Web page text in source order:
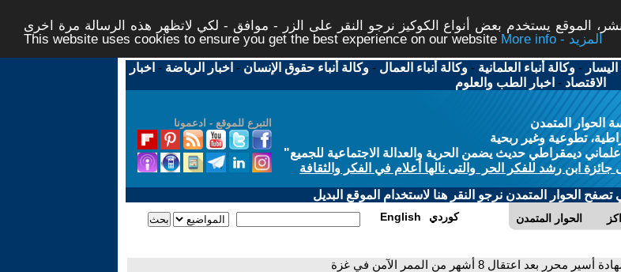
الموقع يستخدم بعض أنواع الكوكيز نرجو النقر على الزر - موافق - لكي لاتظهر هذه الرسالة مرة اخرى -
This website uses cookies to ensure you get the best experience on our website
More info - المزيد
-وكالة أنباء العلمانية -وكالة أنباء العمال -وكالة أنباء حقوق الإنسان - اخبار الرياضة - اخبار
الاقتصاد - اخبار الطب والعلوم
التبرع للموقع - ادعمونا
الحوار المتمدن
تطوعية وغير ربحية
ديمقراطي حديث يضمن الحرية والعدالة الاجتماعية للجميع"
ابن رشد للفكر الحر والتى نالها أعلام في الفكر والثقافة
الحوار المتمدن نرجو النقر هنا لاستخدام الموقع البديل
الحوار المتمدن English كوردي
أسير محرر بعد اعتقال 8 أشهر من الممر الآمن في غزة